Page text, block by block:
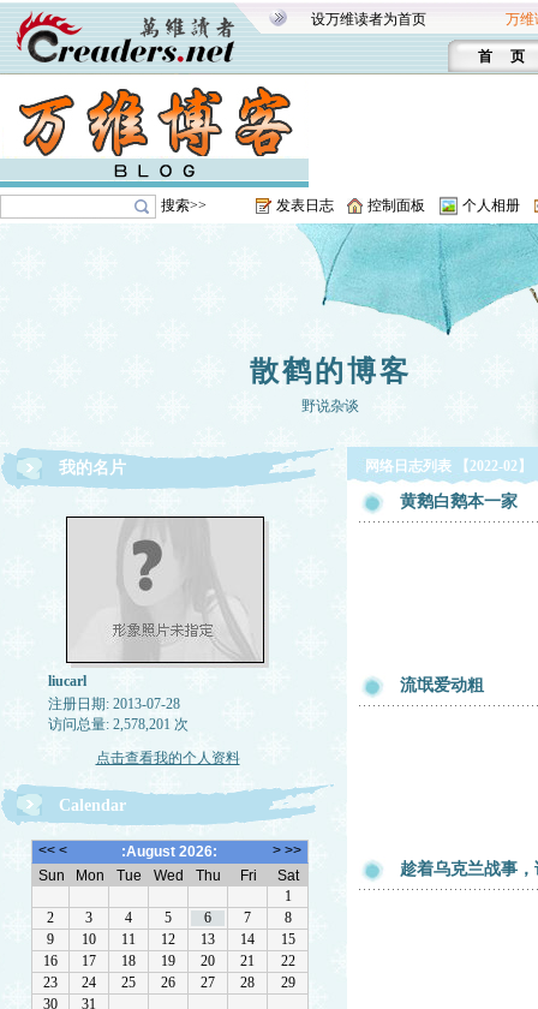
设万维读者为首页 万维
首 页
搜索>> 发表日志 控制面板 个人相册
散鹤的博客
野说杂谈
我的名片
liucarl
注册日期: 2013-07-28
访问总量: 2,578,201 次
点击查看我的个人资料
Calendar
网络日志列表 【2022-02】
黄鹅白鹅本一家
流氓爱动粗
趁着乌克兰战事